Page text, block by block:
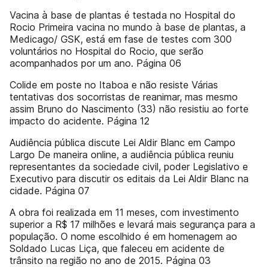
Vacina à base de plantas é testada no Hospital do
Rocio Primeira vacina no mundo à base de plantas, a
Medicago/ GSK, está em fase de testes com 300
voluntários no Hospital do Rocio, que serão
acompanhados por um ano. Página 06
Colide em poste no Itaboa e não resiste Várias
tentativas dos socorristas de reanimar, mas mesmo
assim Bruno do Nascimento (33) não resistiu ao forte
impacto do acidente. Página 12
Audiência pública discute Lei Aldir Blanc em Campo
Largo De maneira online, a audiência pública reuniu
representantes da sociedade civil, poder Legislativo e
Executivo para discutir os editais da Lei Aldir Blanc na
cidade. Página 07
A obra foi realizada em 11 meses, com investimento
superior a R$ 17 milhões e levará mais segurança para a
população. O nome escolhido é em homenagem ao
Soldado Lucas Liça, que faleceu em acidente de
trânsito na região no ano de 2015. Página 03